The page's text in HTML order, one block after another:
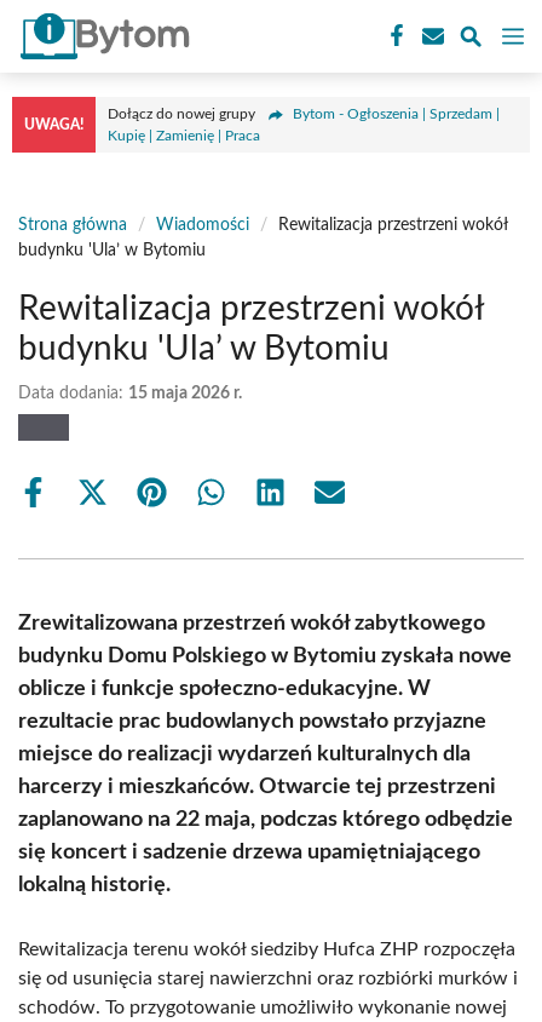
Przejdź
treści
UWAGA!
Dołącz do nowej grupy
Bytom - Ogłoszenia | Sprzedam |
Kupię | Zamienię | Praca
Strona główna / Wiadomości /
Rewitalizacja przestrzeni wokół
budynku 'Ula’ w Bytomiu
Rewitalizacja przestrzeni wokół
budynku 'Ula’ w Bytomiu
Data dodania: 15 maja 2026 r.
Share
Share
(Twitter)
Share Share Share Share
Zrewitalizowana przestrzeń wokół zabytkowego
budynku Domu Polskiego w Bytomiu zyskała nowe
oblicze i funkcje społeczno-edukacyjne. W
rezultacie prac budowlanych powstało przyjazne
miejsce do realizacji wydarzeń kulturalnych dla
harcerzy i mieszkańców. Otwarcie tej przestrzeni
zaplanowano na 22 maja, podczas którego odbędzie
się koncert i sadzenie drzewa upamiętniającego
lokalną historię.
Rewitalizacja terenu wokół siedziby Hufca ZHP rozpoczęła
się od usunięcia starej nawierzchni oraz rozbiórki murków i
schodów. To przygotowanie umożliwiło wykonanie nowej